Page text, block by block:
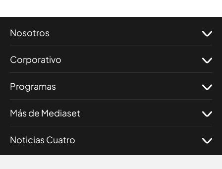
Nosotros
Corporativo
Programas
Más de Mediaset
Noticias Cuatro